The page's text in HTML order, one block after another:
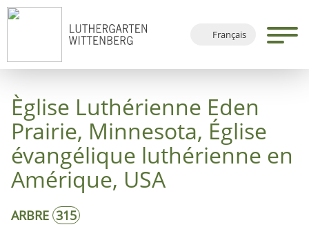
Français
Español
Èglise Luthérienne Eden
Prairie, Minnesota, Église
évangélique luthérienne en
Amérique, USA
ARBRE 315